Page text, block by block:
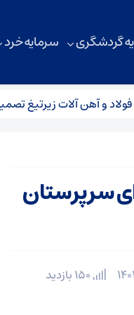
گردشگری سرمایه خرد
آلات زیر‌تیغ تصمیمات
سرپرستان